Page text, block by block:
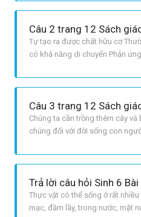
Câu 2 trang 12 Sách
Tự tạo ra được chất hữu cơ
có khả năng di chuyển Phản
Câu 3 trang 12 Sách
Chúng ta cần trồng thêm cây
chúng đối với đời sống con
Thực vật là nguồn thức ăn của
Trả lời câu hỏi Sinh 6
Thực vật có thể sống ở rất
mạc, đầm lầy, trong nước,